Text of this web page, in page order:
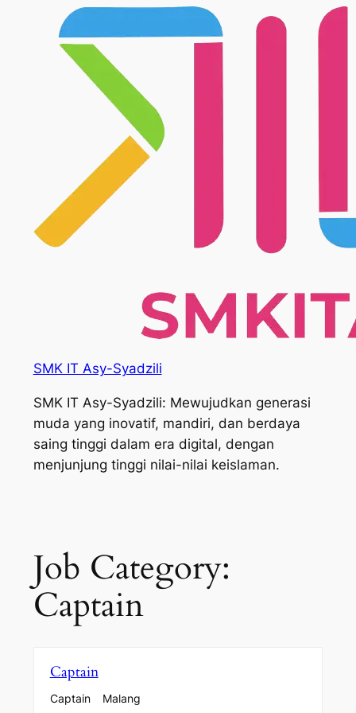
SMK IT Asy-Syadzili
SMK IT Asy-Syadzili: Mewujudkan generasi
muda yang inovatif, mandiri, dan berdaya
saing tinggi dalam era digital, dengan
menjunjung tinggi nilai-nilai keislaman.
Job Category:
Captain
Captain
Captain
Malang